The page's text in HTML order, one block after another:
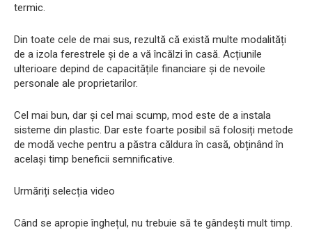
termic.
Din toate cele de mai sus, rezultă că există multe modalități
de a izola ferestrele și de a vă încălzi în casă. Acțiunile
ulterioare depind de capacitățile financiare și de nevoile
personale ale proprietarilor.
Cel mai bun, dar și cel mai scump, mod este de a instala
sisteme din plastic. Dar este foarte posibil să folosiți metode
de modă veche pentru a păstra căldura în casă, obținând în
același timp beneficii semnificative.
Urmăriți selecția video
Când se apropie înghețul, nu trebuie să te gândești mult timp.